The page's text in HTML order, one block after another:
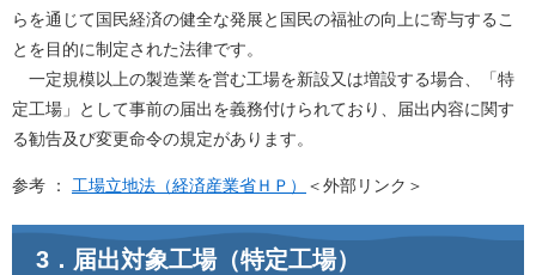
らを通じて国民経済の健全な発展と国民の福祉の向上に寄与するこ
とを目的に制定された法律です。
一定規模以上の製造業を営む工場を新設又は増設する場合、「特
定工場」として事前の届出を義務付けられており、届出内容に関す
る勧告及び変更命令の規定があります。
参考 ： 工場立地法（経済産業省ＨＰ） ＜外部リンク＞
3．届出対象工場（特定工場）